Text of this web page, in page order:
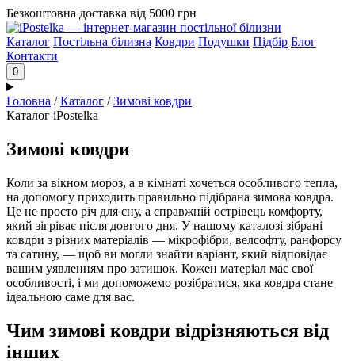
Безкоштовна доставка від 5000 грн
Каталог Постільна білизна Ковдри Подушки Підбір Блог
Контакти
0
Головна /Каталог /Зимові ковдри
Каталог iPostelka
Зимові ковдри
Коли за вікном мороз, а в кімнаті хочеться особливого тепла,
на допомогу приходить правильно підібрана зимова ковдра.
Це не просто річ для сну, а справжній острівець комфорту,
який зігріває після довгого дня. У нашому каталозі зібрані
ковдри з різних матеріалів — мікрофібри, велсофту, ранфорсу
та сатину, — щоб ви могли знайти варіант, який відповідає
вашим уявленням про затишок. Кожен матеріал має свої
особливості, і ми допоможемо розібратися, яка ковдра стане
ідеальною саме для вас.
Чим зимові ковдри відрізняються від
інших